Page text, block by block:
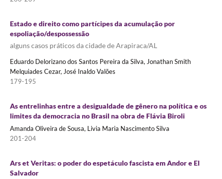
Estado e direito como partícipes da acumulação por
espoliação/despossessão
alguns casos práticos da cidade de Arapiraca/AL
Eduardo Delorizano dos Santos Pereira da Silva, Jonathan Smith
Melquiades Cezar, José Inaldo Valões
179-195
As entrelinhas entre a desigualdade de gênero na política e os
limites da democracia no Brasil na obra de Flávia Biroli
Amanda Oliveira de Sousa, Livia Maria Nascimento Silva
201-204
Ars et Veritas: o poder do espetáculo fascista em Andor e El
Salvador